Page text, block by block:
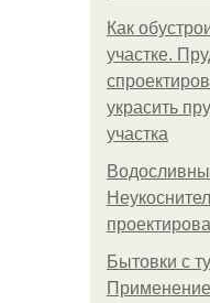
Как
участке.
украсить
участка
Бытовки с